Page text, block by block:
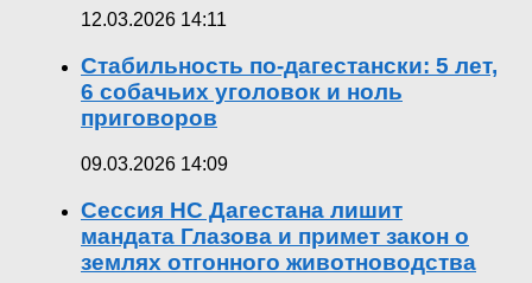
12.03.2026 14:11
Стабильность по-дагестански: 5 лет,
6 собачьих уголовок и ноль
приговоров
09.03.2026 14:09
Сессия НС Дагестана лишит
мандата Глазова и примет закон о
землях отгонного животноводства